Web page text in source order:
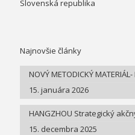
Slovenská republika
Najnovšie články
NOVÝ METODICKÝ
15. januára 2026
HANGZHOU Strategický
15. decembra 2025